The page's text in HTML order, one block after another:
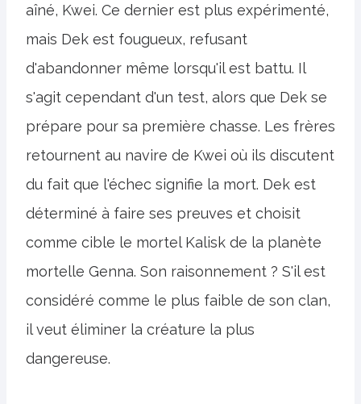
aîné, Kwei. Ce dernier est plus expérimenté,
mais Dek est fougueux, refusant
d'abandonner même lorsqu'il est battu. Il
s'agit cependant d'un test, alors que Dek se
prépare pour sa première chasse. Les frères
retournent au navire de Kwei où ils discutent
du fait que l'échec signifie la mort. Dek est
déterminé à faire ses preuves et choisit
comme cible le mortel Kalisk de la planète
mortelle Genna. Son raisonnement ? S'il est
considéré comme le plus faible de son clan,
il veut éliminer la créature la plus
dangereuse.